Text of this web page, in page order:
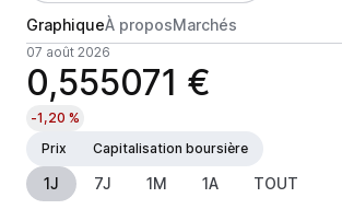
GraphiqueÀ proposMarchés
07 août 2026
0,555071 €
-1,20 %
Prix
Capitalisation boursière
1J 7J 1M 1A TOUT